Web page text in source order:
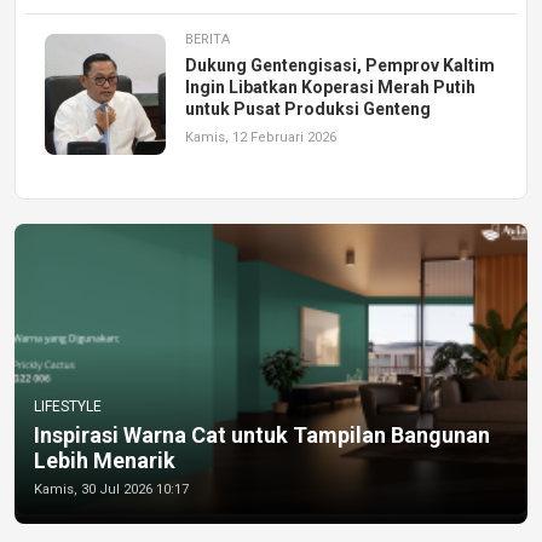
BERITA
Dukung Gentengisasi, Pemprov Kaltim
Ingin Libatkan Koperasi Merah Putih
untuk Pusat Produksi Genteng
Kamis, 12 Februari 2026
LIFESTYLE
Inspirasi Warna Cat untuk Tampilan Bangunan
Lebih Menarik
Kamis, 30 Jul 2026 10:17